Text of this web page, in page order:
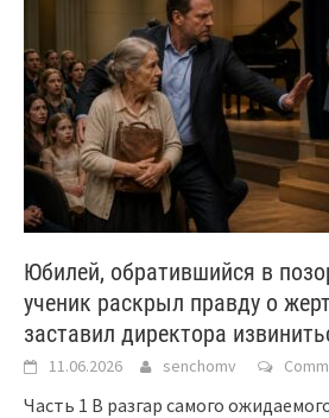
Юбилей, обратившийся в
ученик раскрыл правду о
заставил директора
11.06.2026 senchomv
Часть 1 В разгар самого